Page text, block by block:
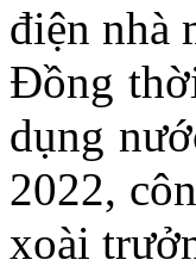
điện nhà
Đồng
dụng
2022,
xoài